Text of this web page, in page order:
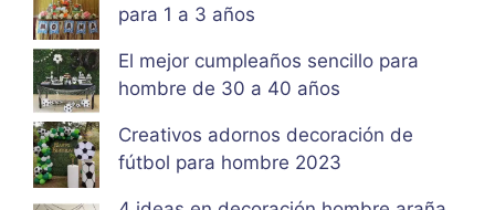
para 1 a 3 años
El mejor cumpleaños sencillo para
hombre de 30 a 40 años
Creativos adornos decoración de
fútbol para hombre 2023